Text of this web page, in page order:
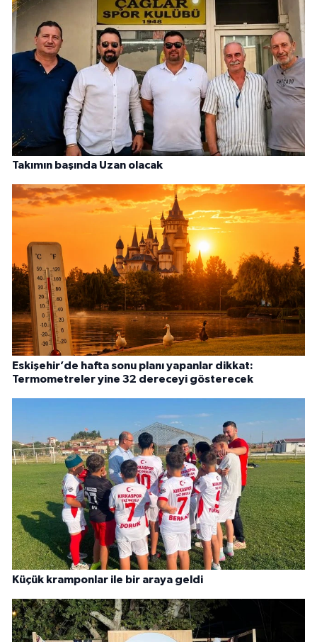
Takımın başında Uzan olacak
Eskişehir’de hafta sonu planı yapanlar dikkat:
Termometreler yine 32 dereceyi gösterecek
Küçük kramponlar ile bir araya geldi